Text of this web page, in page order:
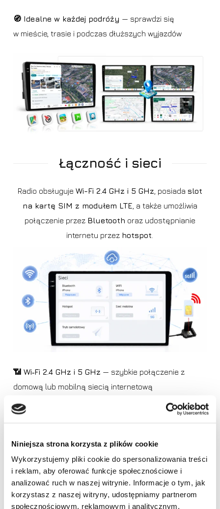
Niniejsza strona korzysta z plików cookie
Wykorzystujemy pliki cookie do spersonalizowania treści
i reklam, aby oferować funkcje społecznościowe i
analizować ruch w naszej witrynie. Informacje o tym, jak
korzystasz z naszej witryny, udostępniamy partnerom
społecznościowym, reklamowym i analitycznym.
Brak produktów w koszyku.
Idź do sklepu
🧭 Idealne w każdej podróży — sprawdzi się
w mieście, trasie i podczas dłuższych wyjazdów
Łączność i sieci
Radio obsługuje Wi-Fi 2.4 GHz i 5 GHz , posiada slot
na kartę SIM z modułem LTE , a także umożliwia
połączenie przez Bluetooth oraz udostępnianie
internetu przez hotspot
📶 Wi‑Fi 2.4 GHz i 5 GHz — szybkie połączenie z
domową lub mobilną siecią internetową
📱 Slot na kartę SIM
— korzystanie z internetu bez
🌐 Wbudowany moduł LTE
— stabilny dostęp do sieci
w trasie po włożeniu karty SIM
🔵 Bluetooth— wygodne łączenie telefonu, rozmowy i